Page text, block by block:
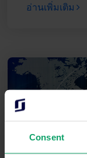
Consent
อ่านเพิ่มเติม